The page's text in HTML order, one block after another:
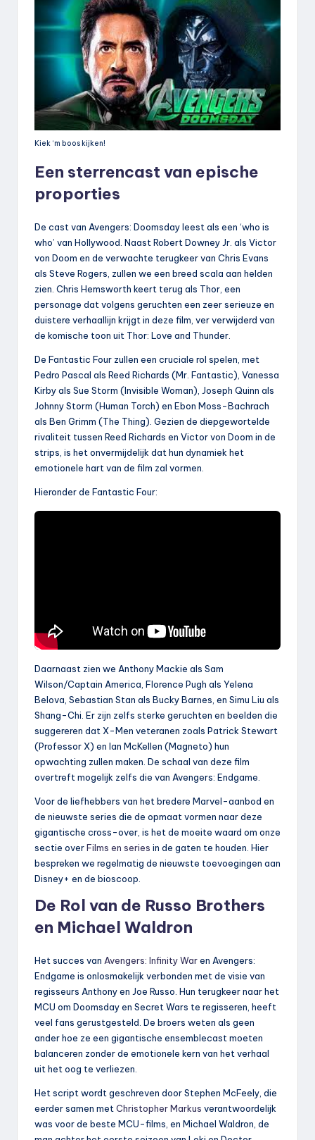
Kiek ‘m boos kijken!
Een sterrencast van epische
proporties
De cast van Avengers: Doomsday leest als een ‘who is
who’ van Hollywood. Naast Robert Downey Jr. als Victor
von Doom en de verwachte terugkeer van Chris Evans
als Steve Rogers, zullen we een breed scala aan helden
zien. Chris Hemsworth keert terug als Thor, een
personage dat volgens geruchten een zeer serieuze en
duistere verhaallijn krijgt in deze film, ver verwijderd van
de komische toon uit Thor: Love and Thunder.
De Fantastic Four zullen een cruciale rol spelen, met
Pedro Pascal als Reed Richards (Mr. Fantastic), Vanessa
Kirby als Sue Storm (Invisible Woman), Joseph Quinn als
Johnny Storm (Human Torch) en Ebon Moss-Bachrach
als Ben Grimm (The Thing). Gezien de diepgewortelde
rivaliteit tussen Reed Richards en Victor von Doom in de
strips, is het onvermijdelijk dat hun dynamiek het
emotionele hart van de film zal vormen.
Hieronder de Fantastic Four:
Daarnaast zien we Anthony Mackie als Sam
Wilson/Captain America, Florence Pugh als Yelena
Belova, Sebastian Stan als Bucky Barnes, en Simu Liu als
Shang-Chi. Er zijn zelfs sterke geruchten en beelden die
suggereren dat X-Men veteranen zoals Patrick Stewart
(Professor X) en Ian McKellen (Magneto) hun
opwachting zullen maken. De schaal van deze film
overtreft mogelijk zelfs die van Avengers: Endgame.
Voor de liefhebbers van het bredere Marvel-aanbod en
de nieuwste series die de opmaat vormen naar deze
gigantische cross-over, is het de moeite waard om onze
sectie overFilms en series in de gaten te houden. Hier
bespreken we regelmatig de nieuwste toevoegingen aan
Disney+ en de bioscoop.
De Rol van de Russo Brothers
en Michael Waldron
Het succes van Avengers: Infinity Waren Avengers:
Endgame is onlosmakelijk verbonden met de visie van
regisseurs Anthony en Joe Russo. Hun terugkeer naar het
MCU om Doomsday en Secret Wars te regisseren, heeft
veel fans gerustgesteld. De broers weten als geen
ander hoe ze een gigantische ensemblecast moeten
balanceren zonder de emotionele kern van het verhaal
uit het oog te verliezen.
Het script wordt geschreven door Stephen McFeely, die
eerder samen met Christopher Markus verantwoordelijk
was voor de beste MCU-films, en Michael Waldron, de